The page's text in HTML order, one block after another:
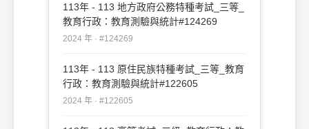
113年 - 113 地方政府公務特種考試_三等_
教育行政：教育測驗與統計#124269
2024 年 · #124269
113年 - 113 原住民族特種考試_三等_教育
行政：教育測驗與統計#122605
2024 年 · #122605